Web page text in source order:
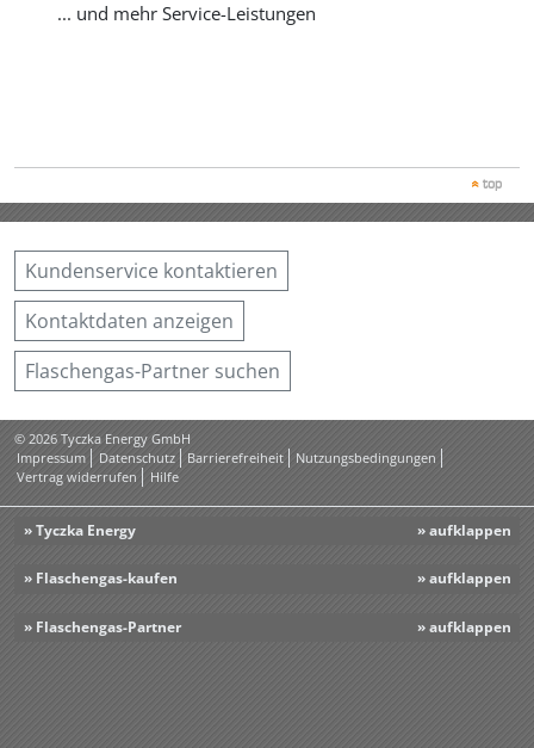
... und mehr Service-Leistungen
top
Kundenservice kontaktieren
Kontaktdaten anzeigen
Flaschengas-Partner suchen
© 2026 Tyczka Energy GmbH
Impressum
Datenschutz Barrierefreiheit
Nutzungsbedingungen
Vertrag widerrufen
Hilfe
» Tyczka Energy
» Flaschengas-kaufen
» Flaschengas-Partner